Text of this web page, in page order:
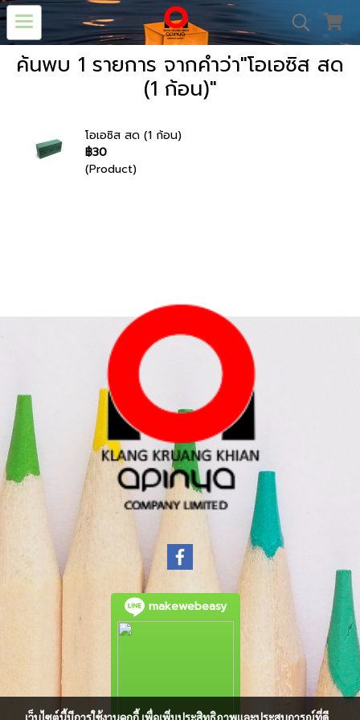
ค้นพบ 1 รายการ จากคำว่า"โอเอซิส สด
(1 ก้อน)"
โอเอซิส สด (1 ก้อน)
฿30
(Product)
makewebeasy